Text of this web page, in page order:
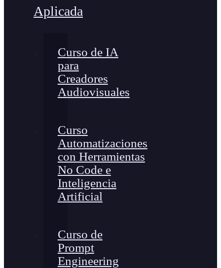
Aplicada
Curso de IA
para
Creadores
Audiovisuales
Curso
Automatizaciones
con Herramientas
No Code e
Inteligencia
Artificial
Curso de
Prompt
Engineering